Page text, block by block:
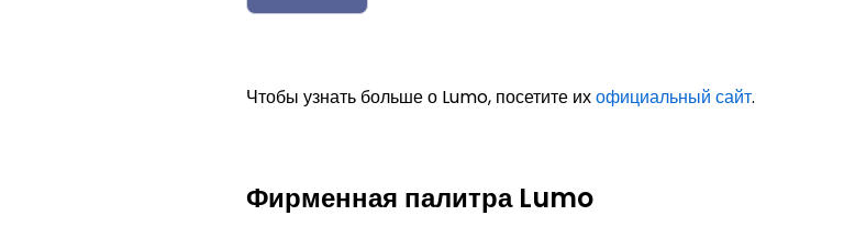
Чтобы узнать больше о Lumo, посетите ихофициальный сайт.
Фирменная палитра Lumo